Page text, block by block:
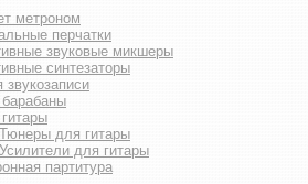
метроном
перчатки
звуковые микшеры
синтезаторы
звукозаписи
Тюнеры для гитары
Усилители для гитары
партитура